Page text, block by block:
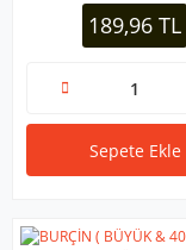
189,96 TL
Sepete Ekle